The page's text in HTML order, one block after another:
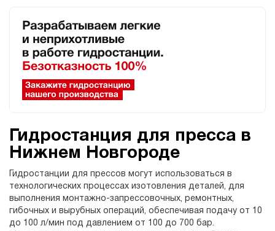
Гидростанция для пресса в
Нижнем Новгороде
Гидростанции для прессов могут использоваться в
технологических процессах изотовления деталей, для
выполнения монтажно-запрессовочных, ремонтных,
гибочных и вырубных операций, обеспечивая подачу от 10
до 100 л/мин под давлением от 100 до 700 бар.